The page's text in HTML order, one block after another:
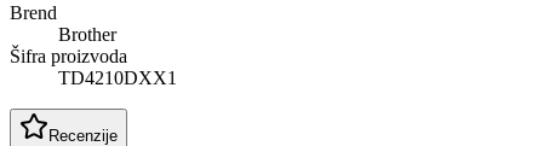
Brend
Brother
Šifra proizvoda
TD4210DXX1
Recenzije